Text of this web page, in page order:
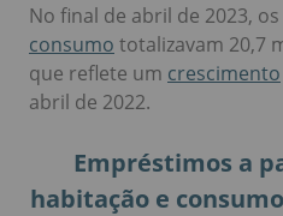
No final de abril de 2023, os
consumo totalizavam 20,7
que reflete um crescimento
abril de 2022.
Empréstimos a
habitação e